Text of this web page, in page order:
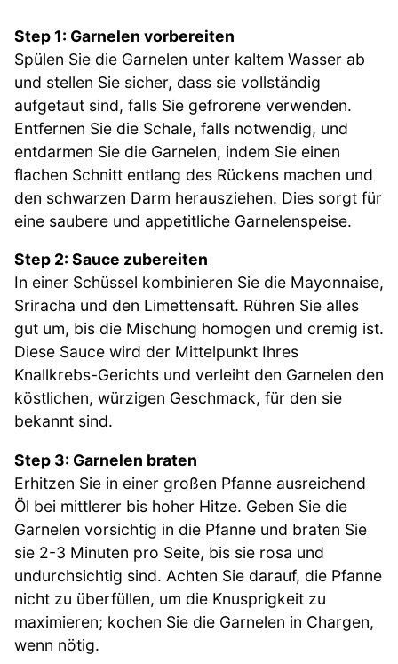
Step 1: Garnelen vorbereiten
Spülen Sie die Garnelen unter kaltem Wasser ab
und stellen Sie sicher, dass sie vollständig
aufgetaut sind, falls Sie gefrorene verwenden.
Entfernen Sie die Schale, falls notwendig, und
entdarmen Sie die Garnelen, indem Sie einen
flachen Schnitt entlang des Rückens machen und
den schwarzen Darm herausziehen. Dies sorgt für
eine saubere und appetitliche Garnelenspeise.
Step 2: Sauce zubereiten
In einer Schüssel kombinieren Sie die Mayonnaise,
Sriracha und den Limettensaft. Rühren Sie alles
gut um, bis die Mischung homogen und cremig ist.
Diese Sauce wird der Mittelpunkt Ihres
Knallkrebs-Gerichts und verleiht den Garnelen den
köstlichen, würzigen Geschmack, für den sie
bekannt sind.
Step 3: Garnelen braten
Erhitzen Sie in einer großen Pfanne ausreichend
Öl bei mittlerer bis hoher Hitze. Geben Sie die
Garnelen vorsichtig in die Pfanne und braten Sie
sie 2-3 Minuten pro Seite, bis sie rosa und
undurchsichtig sind. Achten Sie darauf, die Pfanne
nicht zu überfüllen, um die Knusprigkeit zu
maximieren; kochen Sie die Garnelen in Chargen,
wenn nötig.